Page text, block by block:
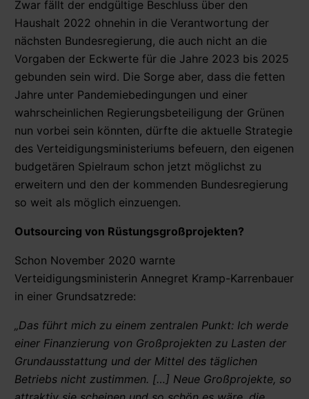
Zwar fällt der endgültige Beschluss über den
Haushalt 2022 ohnehin in die Verantwortung der
nächsten Bundesregierung, die auch nicht an die
Vorgaben der Eckwerte für die Jahre 2023 bis 2025
gebunden sein wird. Die Sorge aber, dass die fetten
Jahre unter Pandemiebedingungen und einer
wahrscheinlichen Regierungsbeteiligung der Grünen
nun vorbei sein könnten, dürfte die aktuelle Strategie
des Verteidigungsministeriums befeuern, den eigenen
budgetären Spielraum schon jetzt möglichst zu
erweitern und den der kommenden Bundesregierung
so weit als möglich einzuengen.
Outsourcing von Rüstungsgroßprojekten?
Schon November 2020 warnte
Verteidigungsministerin Annegret Kramp-Karrenbauer
in einer Grundsatzrede:
„Das führt mich zu einem zentralen Punkt: Ich werde
einer Finanzierung von Großprojekten zu Lasten der
Grundausstattung und der Mittel des täglichen
Betriebs nicht zustimmen. […] Neue Großprojekte, so